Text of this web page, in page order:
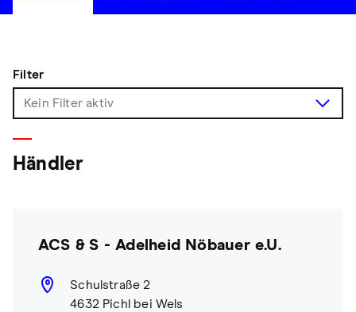
Filter
Händler
ACS & S - Adelheid Nöbauer e.U.
Schulstraße 2
4632 Pichl bei Wels